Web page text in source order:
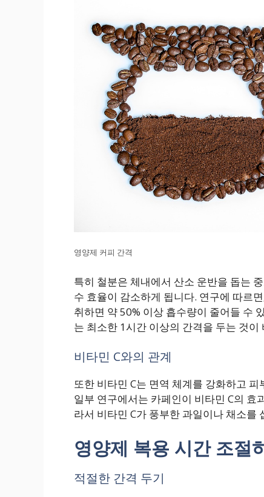
영양제 커피 간격
특히 철분은 체내에서 산소 운반을 돕는
수 효율이 감소하게 됩니다. 연구에 따르
취하면 약 50% 이상 흡수량이 줄어들 수
는 최소한 1시간 이상의 간격을 두는 것이
비타민 C와의 관계
또한 비타민 C는 면역 체계를 강화하고
일부 연구에서는 카페인이 비타민 C의
라서 비타민 C가 풍부한 과일이나 채소
영양제 복용 시간 조절
적절한 간격 두기